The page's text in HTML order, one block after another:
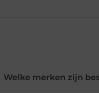
Welke merken zijn